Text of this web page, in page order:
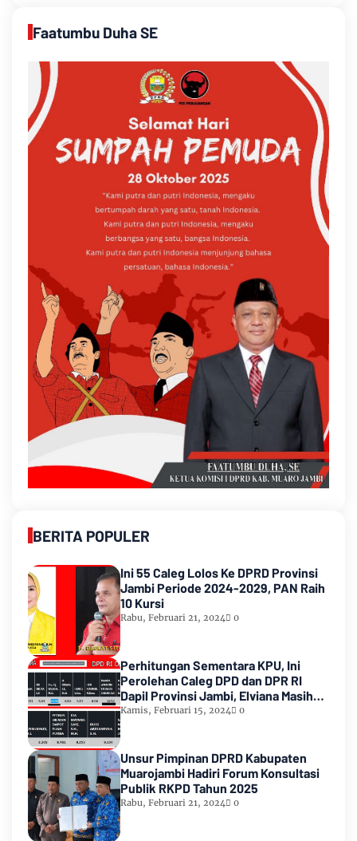
Faatumbu Duha SE
BERITA POPULER
Ini 55 Caleg Lolos Ke DPRD Provinsi
Jambi Periode 2024-2029, PAN Raih
10 Kursi
Rabu, Februari 21, 2024 0
Perhitungan Sementara KPU, Ini
Perolehan Caleg DPD dan DPR RI
Dapil Provinsi Jambi, Elviana Masih
Urutan Kedua Teratas
Kamis, Februari 15, 2024 0
Unsur Pimpinan DPRD Kabupaten
Muarojambi Hadiri Forum Konsultasi
Publik RKPD Tahun 2025
Rabu, Februari 21, 2024 0